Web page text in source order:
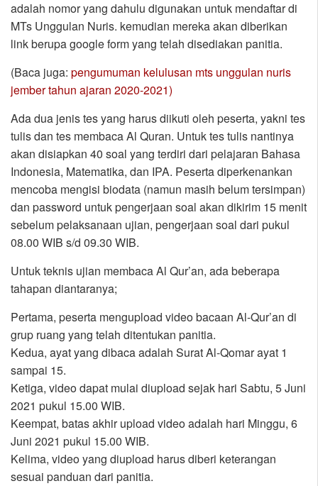
adalah nomor yang dahulu digunakan untuk mendaftar di
MTs Unggulan Nuris. kemudian mereka akan diberikan
link berupa google form yang telah disediakan panitia.
(Baca juga: pengumuman kelulusan mts unggulan nuris
jember tahun ajaran 2020-2021)
Ada dua jenis tes yang harus diikuti oleh peserta, yakni tes
tulis dan tes membaca Al Quran. Untuk tes tulis nantinya
akan disiapkan 40 soal yang terdiri dari pelajaran Bahasa
Indonesia, Matematika, dan IPA. Peserta diperkenankan
mencoba mengisi biodata (namun masih belum tersimpan)
dan password untuk pengerjaan soal akan dikirim 15 menit
sebelum pelaksanaan ujian, pengerjaan soal dari pukul
08.00 WIB s/d 09.30 WIB.
Untuk teknis ujian membaca Al Qur’an, ada beberapa
tahapan diantaranya;
Pertama, peserta mengupload video bacaan Al-Qur’an di
grup ruang yang telah ditentukan panitia.
Kedua, ayat yang dibaca adalah Surat Al-Qomar ayat 1
sampai 15.
Ketiga, video dapat mulai diupload sejak hari Sabtu, 5 Juni
2021 pukul 15.00 WIB.
Keempat, batas akhir upload video adalah hari Minggu, 6
Juni 2021 pukul 15.00 WIB.
Kelima, video yang diupload harus diberi keterangan
sesuai panduan dari panitia.